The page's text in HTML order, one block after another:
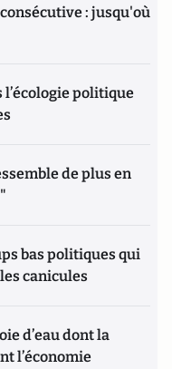
: jusqu'où
l’écologie politique
de plus en
bas politiques qui
canicules
d’eau dont la
l’économie